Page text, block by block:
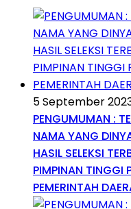
5 September
PENGUMUMAN :
NAMA YANG
HASIL SELEKSI
PIMPINAN TINGGI
PEMERINTAH